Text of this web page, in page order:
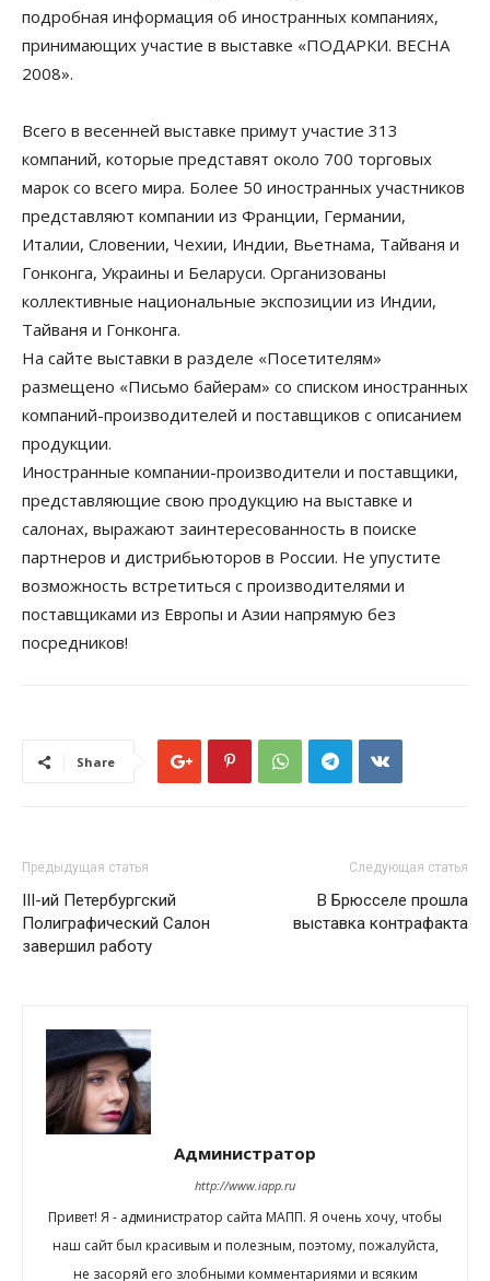
подробная информация об иностранных компаниях,
принимающих участие в выставке «ПОДАРКИ. ВЕСНА
2008».
Всего в весенней выставке примут участие 313
компаний, которые представят около 700 торговых
марок со всего мира. Более 50 иностранных участников
представляют компании из Франции, Германии,
Италии, Словении, Чехии, Индии, Вьетнама, Тайваня и
Гонконга, Украины и Беларуси. Организованы
коллективные национальные экспозиции из Индии,
Тайваня и Гонконга.
На сайте выставки в разделе «Посетителям»
размещено «Письмо байерам» со списком иностранных
компаний-производителей и поставщиков с описанием
продукции.
Иностранные компании-производители и поставщики,
представляющие свою продукцию на выставке и
салонах, выражают заинтересованность в поиске
партнеров и дистрибьюторов в России. Не упустите
возможность встретиться с производителями и
поставщиками из Европы и Азии напрямую без
посредников!
Share
Предыдущая статья
III-ий Петербургский
Полиграфический Салон
завершил работу
Следующая статья
В Брюсселе прошла
выставка контрафакта
Администратор
http://www.iapp.ru
Привет! Я - администратор сайта МАПП. Я очень хочу, чтобы
наш сайт был красивым и полезным, поэтому, пожалуйста,
не засоряй его злобными комментариями и всяким